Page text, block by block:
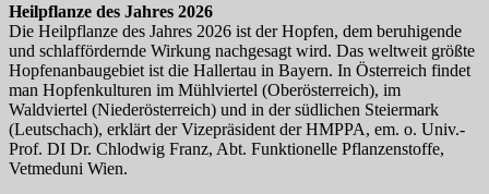
Heilpflanze des Jahres 2026
Die Heilpflanze des Jahres 2026 ist der Hopfen, dem beruhigende
und schlaffördernde Wirkung nachgesagt wird. Das weltweit größte
Hopfenanbaugebiet ist die Hallertau in Bayern. In Österreich findet
man Hopfenkulturen im Mühlviertel (Oberösterreich), im
Waldviertel (Niederösterreich) und in der südlichen Steiermark
(Leutschach), erklärt der Vizepräsident der HMPPA, em. o. Univ.-
Prof. DI Dr. Chlodwig Franz, Abt. Funktionelle Pflanzenstoffe,
Vetmeduni Wien.